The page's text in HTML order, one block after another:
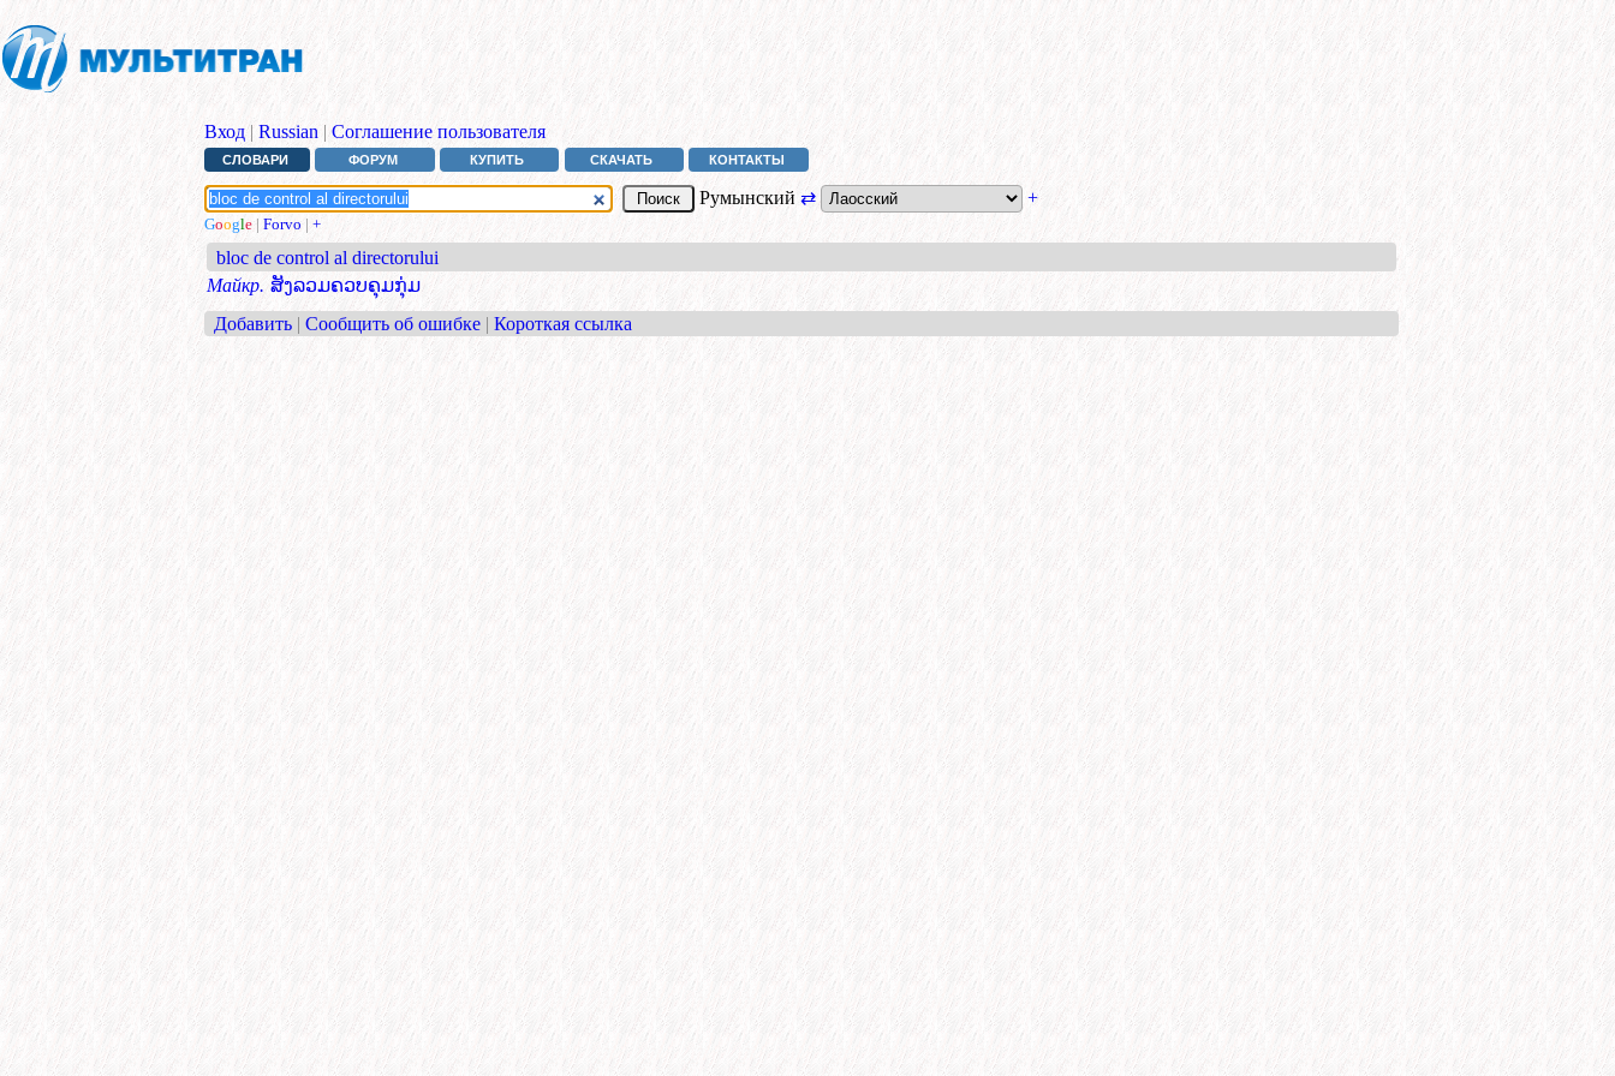
Вход | Russian | Соглашение пользователя
СЛОВАРИ ФОРУМ КУПИТЬ СКАЧАТЬ КОНТАКТЫ
Румынский ⇄ +
Google | Forvo | +
bloc de control al directorului
Майкр. ສັງລວມຄວບຄຸມກຸ່ມ
Добавить | Сообщить об ошибке | Короткая ссылка